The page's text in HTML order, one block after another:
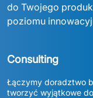
do Twojego
poziomu
Consulting
Łączymy doradztwo
tworzyć wyjątkowe